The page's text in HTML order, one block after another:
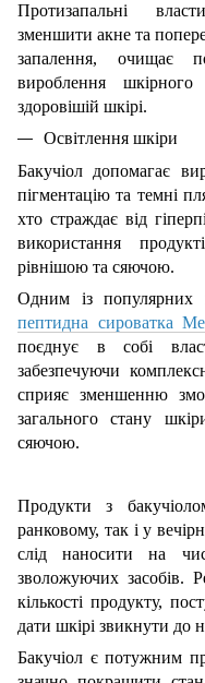
Протизапальні
зменшити акне та
запалення, очищає
вироблення
здоровішій шкірі.
Освітлення шкіри
Бакучіол допомагає
пігментацію та темні
хто страждає від
використання
рівнішою та сяючою.
Одним із популярних
пептидна сироватка
поєднує в собі
забезпечуючи
сприяє зменшенню
загального стану
сяючою.
Продукти з
ранковому, так і у
слід наносити на
зволожуючих засобів.
кількості продукту,
дати шкірі звикнути до
Бакучіол є потужним